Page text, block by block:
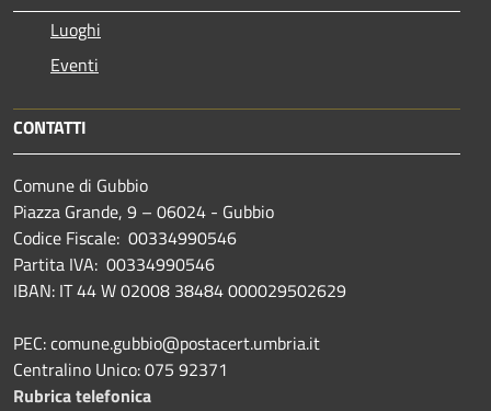
Luoghi
Eventi
CONTATTI
Comune di Gubbio
Piazza Grande, 9 – 06024 - Gubbio
Codice Fiscale: 00334990546
Partita IVA: 00334990546
IBAN: IT 44 W 02008 38484 000029502629
PEC: comune.gubbio@postacert.umbria.it
Centralino Unico: 075 92371
Rubrica telefonica